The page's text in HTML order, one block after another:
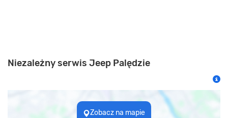
Niezależny serwis Jeep Palędzie
Zobacz na mapie